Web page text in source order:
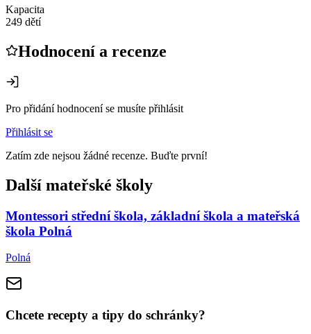
Kapacita
249 dětí
Hodnocení a recenze
Pro přidání hodnocení se musíte přihlásit
Přihlásit se
Zatím zde nejsou žádné recenze. Buďte první!
Další mateřské školy
Montessori střední škola, základní škola a mateřská
škola Polná
Polná
Chcete recepty a tipy do schránky?